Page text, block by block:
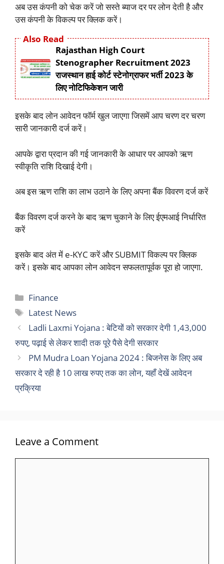
अब उस कंपनी को चेक करें जो सस्ते ब्याज दर पर लोन देती है और
उस कंपनी के विकल्प पर क्लिक करें।
Also Read
Rajasthan High Court
Stenographer Recruitment 2023
राजस्थान हाई कोर्ट स्टेनोग्राफर भर्ती 2023 के
लिए नोटिफिकेशन जारी
इसके बाद लोन आवेदन फॉर्म खुल जाएगा जिसमें आप चरण दर चरण
सारी जानकारी दर्ज करें।
आपके द्वारा प्रदान की गई जानकारी के आधार पर आपको ऋण
स्वीकृति राशि दिखाई देगी।
अब इस ऋण राशि का लाभ उठाने के लिए अपना बैंक विवरण दर्ज करें
बैंक विवरण दर्ज करने के बाद ऋण चुकाने के लिए ईएमआई निर्धारित
करें
इसके बाद अंत में e-KYC करें और SUBMIT विकल्प पर क्लिक
करें। इसके बाद आपका लोन आवेदन सफलतापूर्वक पूरा हो जाएगा.
Categories
Finance
Tags
Latest News
Ladli Laxmi Yojana : बेटियों को सरकार देगी 1,43,000
रुपए, पढ़ाई से लेकर शादी तक पूरे पैसे देगी सरकार
PM Mudra Loan Yojana 2024 : बिजनेस के लिए अब
सरकार दे रही है 10 लाख रुपए तक का लोन, यहाँ देखें आवेदन
प्रक्रिया
Leave a Comment